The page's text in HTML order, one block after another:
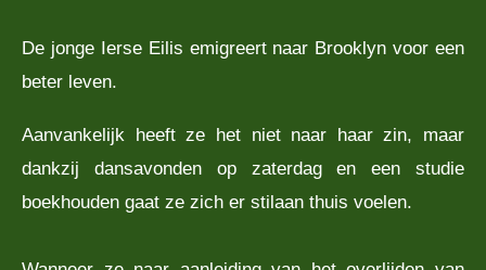
De jonge Ierse Eilis emigreert naar Brooklyn voor een
beter leven.
Aanvankelijk heeft ze het niet naar haar zin, maar
dankzij dansavonden op zaterdag en een studie
boekhouden gaat ze zich er stilaan thuis voelen.